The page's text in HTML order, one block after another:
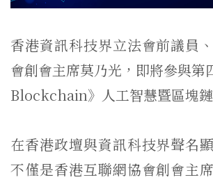
香港資訊科技界立法會前議員
會創會主席莫乃光，即將參與
Blockchain》人工智慧暨區塊鏈
在香港政壇與資訊科技界聲名
不僅是香港互聯網協會創會主